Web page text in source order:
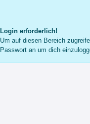
Login erforderlich!
Um auf diesen Bereich
Passwort an um dich